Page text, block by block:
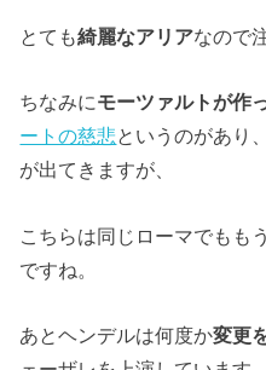
とても綺麗なアリアなので
ちなみにモーツァルトが作
ートの慈悲というのがあり
が出てきますが、
こちらは同じローマでもも
ですね。
あとヘンデルは何度か変更